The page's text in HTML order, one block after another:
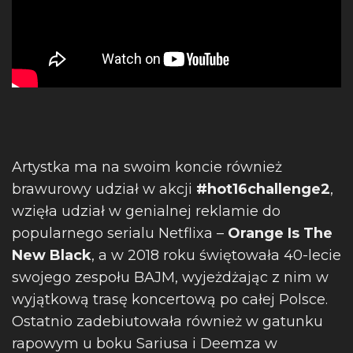
Artystka ma na swoim koncie również
brawurowy udział w akcji #hot16challenge2,
wzięła udział w genialnej reklamie do
popularnego serialu Netflixa – Orange Is The
New Black, a w 2018 roku świętowała 40-lecie
swojego zespołu BAJM, wyjeżdżając z nim w
wyjątkową trasę koncertową po całej Polsce.
Ostatnio zadebiutowała również w gatunku
rapowym u boku Sariusa i Deemza w